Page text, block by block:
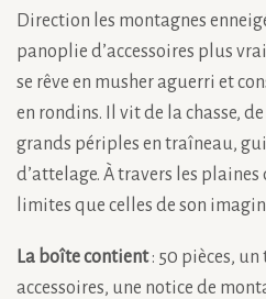
Direction les montagnes
panoplie d’accessoires plus
se rêve en musher aguerri et
en rondins. Il vit de la chasse,
grands périples en traîneau,
d’attelage. À travers les plaines
limites que celles de son
La boîte contient: 50 pièces, un
accessoires, une notice de